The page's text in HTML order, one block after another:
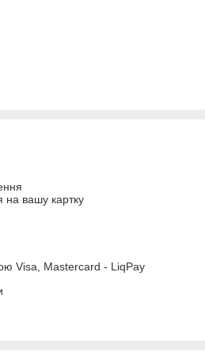
на вашу картку
Visa, Mastercard - LiqPay